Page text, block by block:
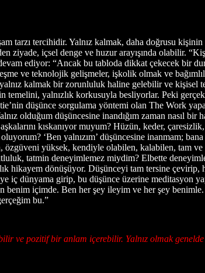
tarzı tercihidir. Yalnız kalmak, daha doğrusu
ziyade, içsel denge ve huzur arayışında olabilir.
ediyor: “Ancak bu tabloda dikkat çekecek bir
ve teknolojik gelişmeler, işkolik olmak ve
kalmak bir zorunluluk haline gelebilir ve kişisel
yalnızlık korkusuyla besliyorlar. Peki
düşünce sorgulama yöntemi olan The Work
olduğum düşüncesine inandığım zaman nasıl bir
kıskanıyor muyum? Hüzün, keder,
‘Ben yalnızım’ düşüncesine inanmam;
özgüveni yüksek, kendiyle olabilen, kalabilen, tam
tatmin deneyimlemez miydim? Elbette
hikayem dönüşüyor. Düşünceyi tam tersine çevirip,
iç dünyama girip, bu düşünce üzerine meditasyon
içimde. Ben her şey ileyim ve her şey benimle.
bu.”
ve pozitif bir anlam içerebilir. Yalnız olmak